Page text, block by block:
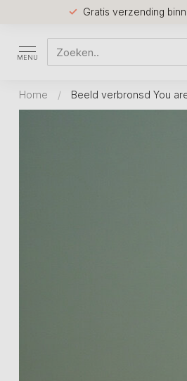
Gratis verzending
MENU
Home / Beeld verbronsd You